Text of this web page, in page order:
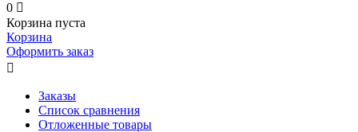
0 
Корзина пуста
Корзина
Оформить заказ

Заказы
Список сравнения
Отложенные товары